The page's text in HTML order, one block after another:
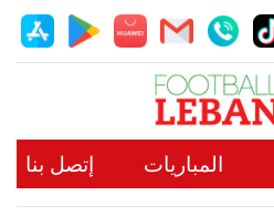
المباريات إتصل بنا